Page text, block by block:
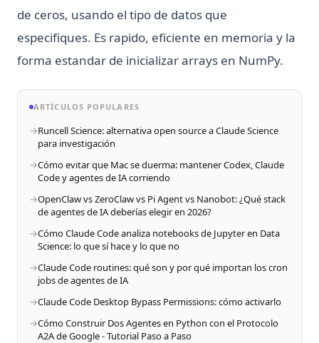
de ceros, usando el tipo de datos que
especifiques. Es rapido, eficiente en memoria y la
forma estandar de inicializar arrays en NumPy.
ARTÍCULOS POPULARES
Runcell Science: alternativa open source a Claude Science
para investigación
Cómo evitar que Mac se duerma: mantener Codex, Claude
Code y agentes de IA corriendo
OpenClaw vs ZeroClaw vs Pi Agent vs Nanobot: ¿Qué stack
de agentes de IA deberías elegir en 2026?
Cómo Claude Code analiza notebooks de Jupyter en Data
Science: lo que sí hace y lo que no
Claude Code routines: qué son y por qué importan los cron
jobs de agentes de IA
Claude Code Desktop Bypass Permissions: cómo activarlo
Cómo Construir Dos Agentes en Python con el Protocolo
A2A de Google - Tutorial Paso a Paso